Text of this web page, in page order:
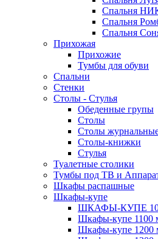
Спальня
Спальня
Спальня
Прихожая
Прихожие
Тумбы для обуви
Спальни
Стенки
Столы - Стулья
Обеденные групы
Столы
Столы
Столы-книжки
Стулья
Туалетные столики
Тумбы под ТВ и
Шкафы распашные
Шкафы-купе
ШКАФЫ-КУПЕ
Шкафы-купе 1100
Шкафы-купе 1200